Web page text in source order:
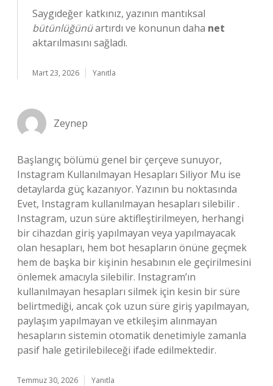
Saygıdeğer katkınız, yazının mantıksal
bütünlüğünüartırdı ve konunun daha net
aktarılmasını sağladı.
Mart 23, 2026 Yanıtla
Zeynep
Başlangıç bölümü genel bir çerçeve sunuyor,
Instagram Kullanılmayan Hesapları Siliyor Mu ise
detaylarda güç kazanıyor. Yazının bu noktasında
Evet, Instagram kullanılmayan hesapları silebilir .
Instagram, uzun süre aktifleştirilmeyen, herhangi
bir cihazdan giriş yapılmayan veya yapılmayacak
olan hesapları, hem bot hesapların önüne geçmek
hem de başka bir kişinin hesabının ele geçirilmesini
önlemek amacıyla silebilir. Instagram’ın
kullanılmayan hesapları silmek için kesin bir süre
belirtmediği, ancak çok uzun süre giriş yapılmayan,
paylaşım yapılmayan ve etkileşim alınmayan
hesapların sistemin otomatik denetimiyle zamanla
pasif hale getirilebileceği ifade edilmektedir.
Temmuz 30, 2026 Yanıtla